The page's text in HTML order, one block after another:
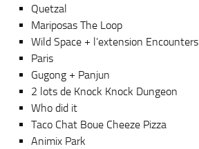
Quetzal
Mariposas The Loop
Wild Space + l’extension Encounters
Paris
Gugong + Panjun
2 lots de Knock Knock Dungeon
Who did it
Taco Chat Boue Cheeze Pizza
Animix Park